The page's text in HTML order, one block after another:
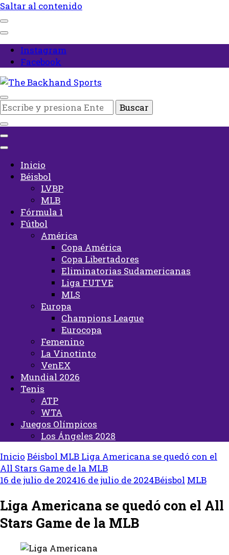
Saltar al contenido
Instagram
Facebook
The Backhand Sports
Inicio
¿Buscas
algo?
Inicio
Béisbol
LVBP
MLB
Fórmula 1
Fútbol
América
Copa América
Copa Libertadores
Eliminatorias Sudamericanas
Liga FUTVE
MLS
Europa
Champions League
Eurocopa
Femenino
La Vinotinto
VenEX
Mundial 2026
Tenis
ATP
WTA
Juegos Olímpicos
Los Ángeles 2028
Inicio Béisbol MLB Liga Americana se quedó con el
All Stars Game de la MLB
16 de julio de 202416 de julio de 2024Béisbol MLB
Liga Americana se quedó con el All
Stars Game de la MLB